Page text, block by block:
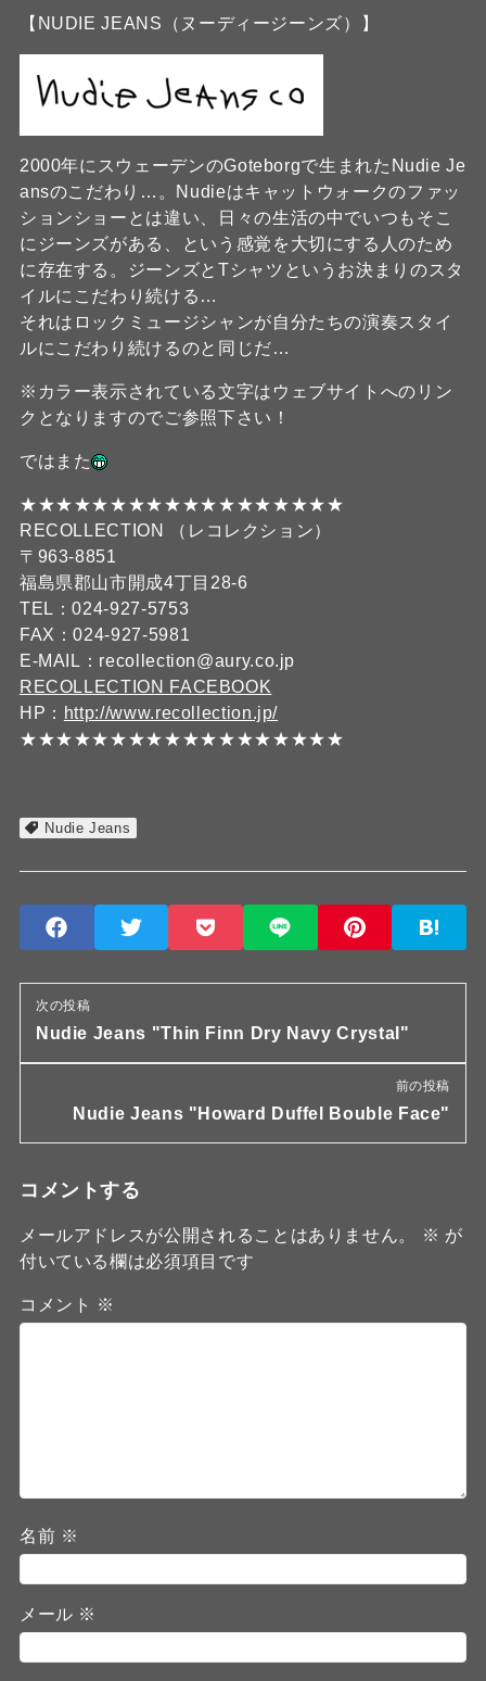
【NUDIE JEANS（ヌーディージーンズ）】
2000年にスウェーデンのGoteborgで生まれたNudie Je
ansのこだわり…。Nudieはキャットウォークのファッ
ションショーとは違い、日々の生活の中でいつもそこ
にジーンズがある、という感覚を大切にする人のため
に存在する。ジーンズとTシャツというお決まりのスタ
イルにこだわり続ける…
それはロックミュージシャンが自分たちの演奏スタイ
ルにこだわり続けるのと同じだ…
※カラー表示されている文字はウェブサイトへのリン
クとなりますのでご参照下さい！
ではまた
★★★★★★★★★★★★★★★★★★
RECOLLECTION （レコレクション）
〒963-8851
福島県郡山市開成4丁目28-6
TEL：024-927-5753
FAX：024-927-5981
E-MAIL：recollection@aury.co.jp
RECOLLECTION FACEBOOK
HP： http://www.recollection.jp/
★★★★★★★★★★★★★★★★★★
Nudie Jeans
次の投稿
Nudie Jeans "Thin Finn Dry Navy Crystal"
前の投稿
Nudie Jeans "Howard Duffel Bouble Face"
コメントする
メールアドレスが公開されることはありません。 ※ が
付いている欄は必須項目です
コメント ※
名前 ※
メール ※